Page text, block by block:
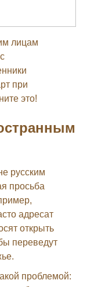
лицам
при
это!
русским
просьба
адресат
открыть
переведут
проблемой: